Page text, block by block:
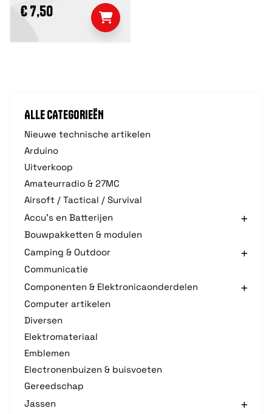
ALLE CATEGORIEËN
Nieuwe technische artikelen
Arduino
Uitverkoop
Amateurradio & 27MC
Airsoft / Tactical / Survival
Accu's en Batterijen
Bouwpakketten & modulen
Camping & Outdoor
Communicatie
Componenten & Elektronicaonderdelen
Computer artikelen
Diversen
Elektromateriaal
Emblemen
Electronenbuizen & buisvoeten
Gereedschap
Jassen
€ 7,50